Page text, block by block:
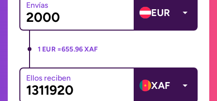
Envías
EUR
1 EUR =655.96 XAF
Ellos reciben
XAF